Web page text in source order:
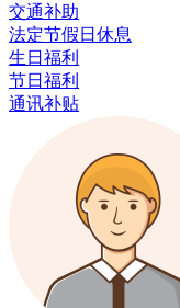
交通补助
法定节假日休息
生日福利
节日福利
通讯补贴